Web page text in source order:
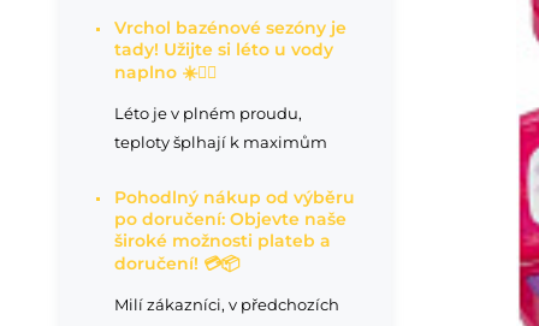
Vrchol bazénové sezóny je
tady! Užijte si léto u vody
naplno ☀️🏊‍♂️
Léto je v plném proudu,
teploty šplhají k maximům
Pohodlný nákup od výběru
po doručení: Objevte naše
široké možnosti plateb a
doručení! 💳📦
Milí zákazníci, v předchozích